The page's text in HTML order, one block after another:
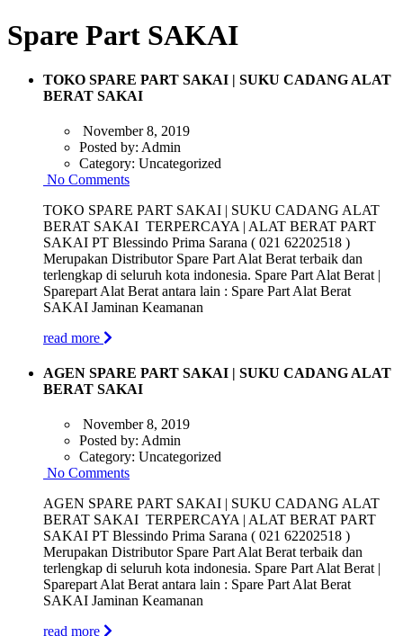
Spare Part SAKAI
TOKO SPARE PART SAKAI | SUKU CADANG ALAT
BERAT SAKAI
November 8, 2019
Posted by: Admin
Category: Uncategorized
No Comments
TOKO SPARE PART SAKAI | SUKU CADANG ALAT
BERAT SAKAI TERPERCAYA | ALAT BERAT PART
SAKAI PT Blessindo Prima Sarana ( 021 62202518 )
Merupakan Distributor Spare Part Alat Berat terbaik dan
terlengkap di seluruh kota indonesia. Spare Part Alat Berat |
Sparepart Alat Berat antara lain : Spare Part Alat Berat
SAKAI Jaminan Keamanan
read more
AGEN SPARE PART SAKAI | SUKU CADANG ALAT
BERAT SAKAI
November 8, 2019
Posted by: Admin
Category: Uncategorized
No Comments
AGEN SPARE PART SAKAI | SUKU CADANG ALAT
BERAT SAKAI TERPERCAYA | ALAT BERAT PART
SAKAI PT Blessindo Prima Sarana ( 021 62202518 )
Merupakan Distributor Spare Part Alat Berat terbaik dan
terlengkap di seluruh kota indonesia. Spare Part Alat Berat |
Sparepart Alat Berat antara lain : Spare Part Alat Berat
SAKAI Jaminan Keamanan
read more